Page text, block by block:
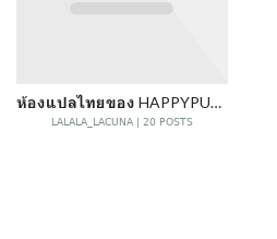
ห้องแปลไทยของ HAPPYPUPPY
LALALA_LACUNA | 20 POSTS